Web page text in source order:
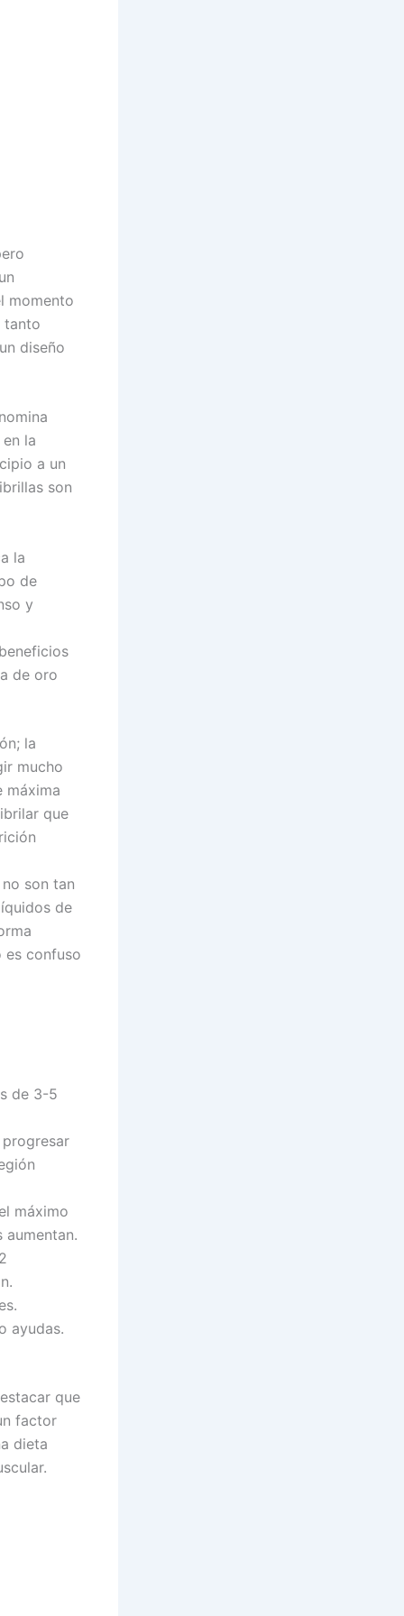
momento
tanto
diseño
la
a un
son
la
de
y
de oro
la
mucho
máxima
que
son tan
de
es confuso
de 3-5
máximo
ayudas.
que
factor
dieta